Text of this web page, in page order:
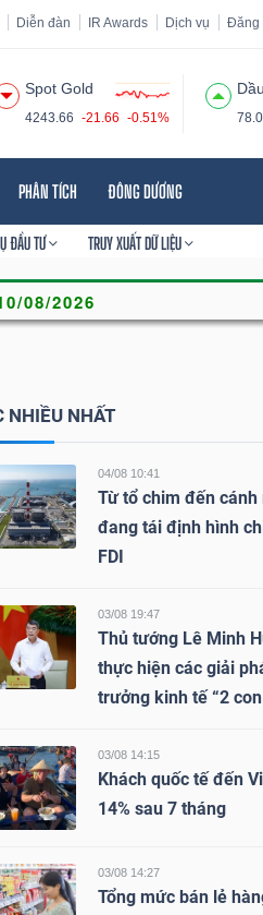
Diễn đàn IR Awards Dịch vụ Đăng
Spot Gold
4243.66 -21.66 -0.51%
Dầu
PHÂN TÍCH ĐÔNG DƯƠNG
ĐẦU TƯ TRUY XUẤT DỮ LIỆU
NHIỀU NHẤT
04/08 10:41
Từ tổ chim đến
đang tái định hình
FDI
03/08 19:47
Thủ tướng Lê Minh
thực hiện các giải
trưởng kinh tế “2 con
03/08 14:15
Khách quốc tế đến
14% sau 7 tháng
03/08 14:27
Tổng mức bán lẻ